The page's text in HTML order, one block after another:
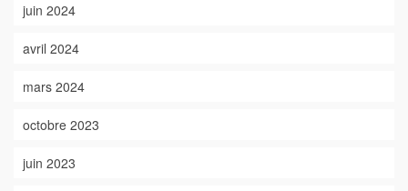
juin 2024
avril 2024
mars 2024
octobre 2023
juin 2023